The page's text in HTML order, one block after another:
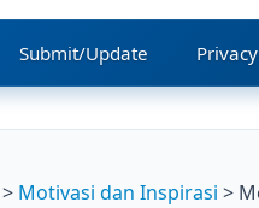
Submit/Update
> Motivasi dan Inspirasi >